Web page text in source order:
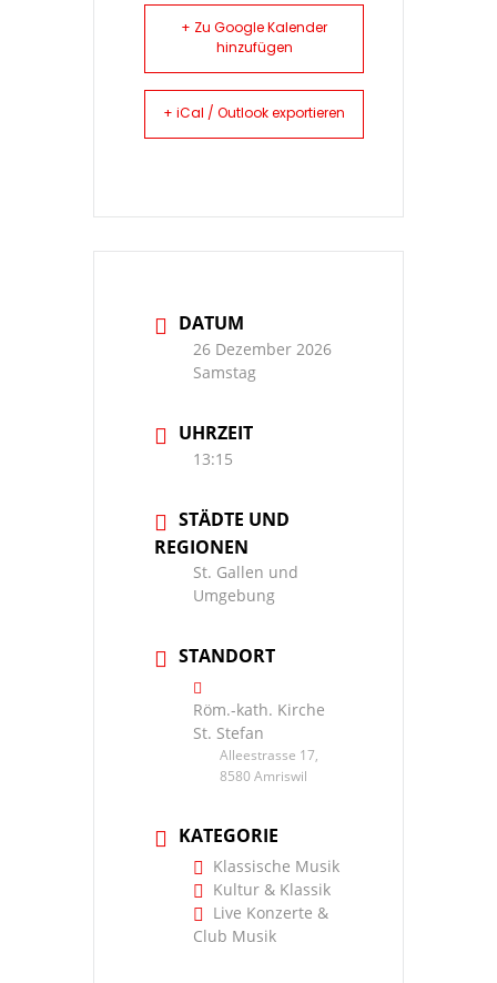
+ Zu Google Kalender
hinzufügen
+ iCal / Outlook exportieren
DATUM
26 Dezember 2026
Samstag
UHRZEIT
13:15
STÄDTE UND
REGIONEN
St. Gallen und
Umgebung
STANDORT
Röm.-kath. Kirche
St. Stefan
Alleestrasse 17,
8580 Amriswil
KATEGORIE
Klassische Musik
Kultur & Klassik
Live Konzerte &
Club Musik